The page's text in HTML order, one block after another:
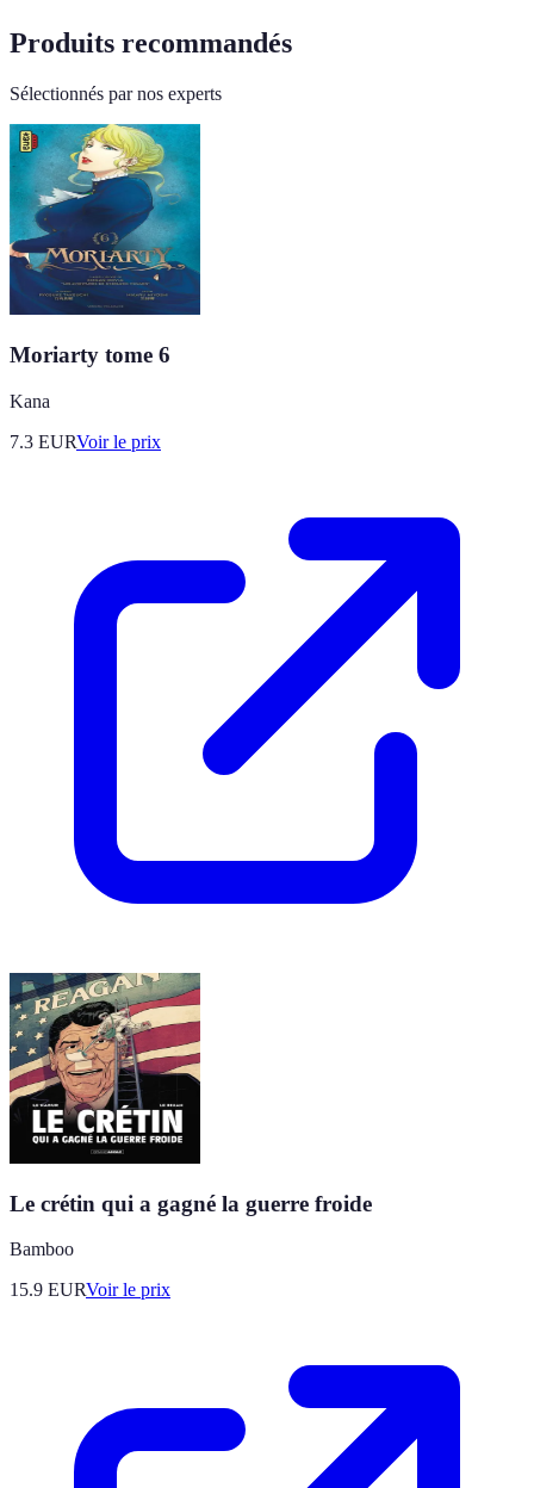
Produits recommandés
Sélectionnés par nos experts
Moriarty tome 6
Kana
7.3 EURVoir le prix
Le crétin qui a gagné la guerre froide
Bamboo
15.9 EURVoir le prix